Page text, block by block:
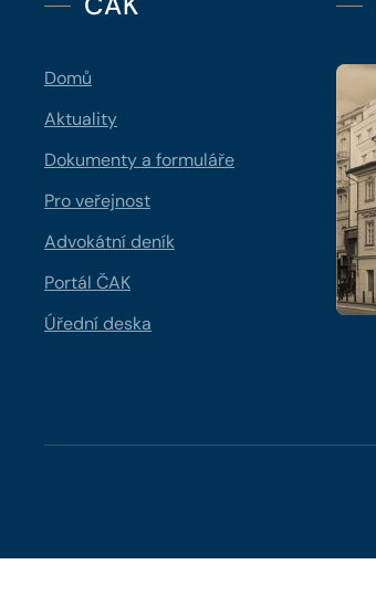
Domů
Aktuality
Dokumenty a formuláře
Pro veřejnost
Advokátní deník
Portál ČAK
Úřední deska